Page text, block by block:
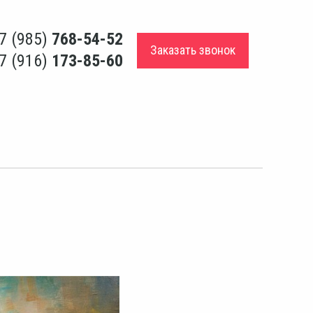
(985) 768-54-52
(916) 173-85-60
Заказать звонок